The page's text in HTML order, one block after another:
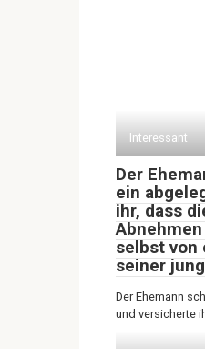
Interessant
Der
ein
ihr, dass
selbst von
seiner
Der Ehemann
und versicherte